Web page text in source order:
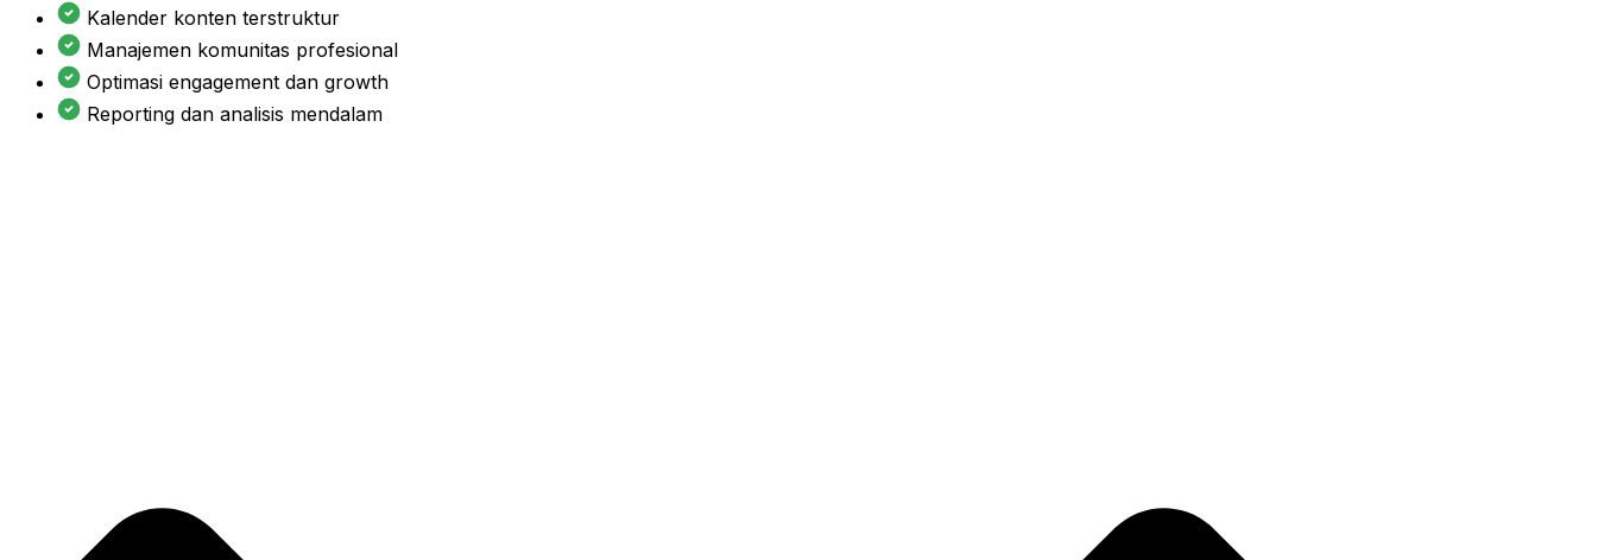
Kalender konten terstruktur
Manajemen komunitas profesional
Optimasi engagement dan growth
Reporting dan analisis mendalam